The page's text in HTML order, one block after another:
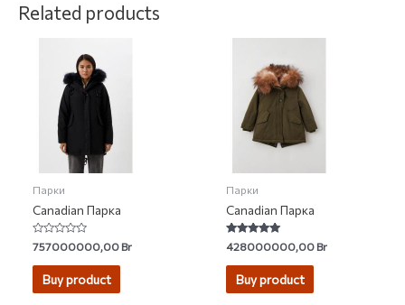
Related products
Парки
Canadian Парка
Rated
0
out
757000000,00Br
Buy product
Парки
Canadian Парка
Rated
5.00
out of 5
428000000,00Br
Buy product